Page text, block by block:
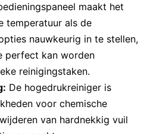
maakt het
temperatuur als de
nauwkeurig in te stellen,
perfect kan worden
reinigingstaken.
De hogedrukreiniger is
voor chemische
van hardnekkig vuil